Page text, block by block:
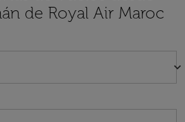
de Royal Air Maroc
keyboard_arrow_down